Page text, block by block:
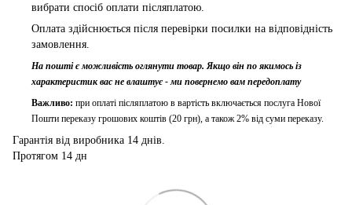
вибрати спосіб оплати післяплатою.
Оплата здійснюється після перевірки посилки на відповідність
замовлення.
На пошті є можливість оглянути товар. Якщо він по якимось із
характеристик вас не влаштує - ми повернемо вам передоплату
Важливо: при оплаті післяплатою в вартість включається послуга Нової
Пошти переказу грошових коштів (20 грн), а також 2% від суми переказу.
Гарантія від виробника 14 днів.
Протягом 14 дн